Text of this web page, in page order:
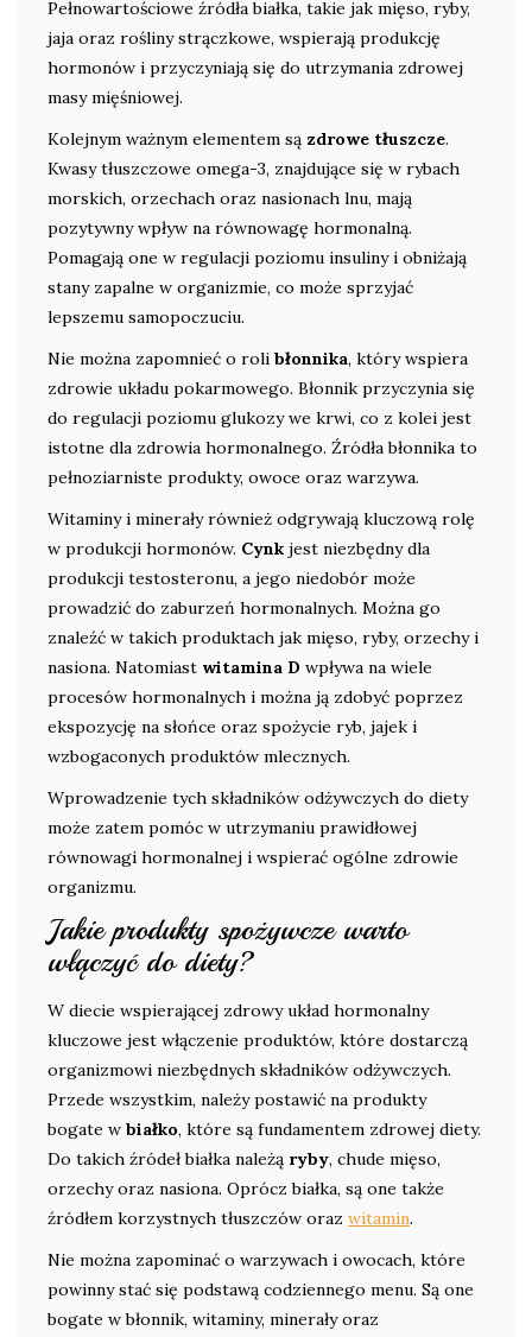
Pełnowartościowe źródła białka, takie jak mięso, ryby,
jaja oraz rośliny strączkowe, wspierają produkcję
hormonów i przyczyniają się do utrzymania zdrowej
masy mięśniowej.
Kolejnym ważnym elementem są zdrowe tłuszcze.
Kwasy tłuszczowe omega-3, znajdujące się w rybach
morskich, orzechach oraz nasionach lnu, mają
pozytywny wpływ na równowagę hormonalną.
Pomagają one w regulacji poziomu insuliny i obniżają
stany zapalne w organizmie, co może sprzyjać
lepszemu samopoczuciu.
Nie można zapomnieć o roli błonnika, który wspiera
zdrowie układu pokarmowego. Błonnik przyczynia się
do regulacji poziomu glukozy we krwi, co z kolei jest
istotne dla zdrowia hormonalnego. Źródła błonnika to
pełnoziarniste produkty, owoce oraz warzywa.
Witaminy i minerały również odgrywają kluczową rolę
w produkcji hormonów. Cynk jest niezbędny dla
produkcji testosteronu, a jego niedobór może
prowadzić do zaburzeń hormonalnych. Można go
znaleźć w takich produktach jak mięso, ryby, orzechy i
nasiona. Natomiast witamina D wpływa na wiele
procesów hormonalnych i można ją zdobyć poprzez
ekspozycję na słońce oraz spożycie ryb, jajek i
wzbogaconych produktów mlecznych.
Wprowadzenie tych składników odżywczych do diety
może zatem pomóc w utrzymaniu prawidłowej
równowagi hormonalnej i wspierać ogólne zdrowie
organizmu.
Jakie produkty spożywcze warto
włączyć do diety?
W diecie wspierającej zdrowy układ hormonalny
kluczowe jest włączenie produktów, które dostarczą
organizmowi niezbędnych składników odżywczych.
Przede wszystkim, należy postawić na produkty
bogate w białko, które są fundamentem zdrowej diety.
Do takich źródeł białka należą ryby, chude mięso,
orzechy oraz nasiona. Oprócz białka, są one także
źródłem korzystnych tłuszczów oraz witamin.
Nie można zapominać o warzywach i owocach, które
powinny stać się podstawą codziennego menu. Są one
bogate w błonnik, witaminy, minerały oraz